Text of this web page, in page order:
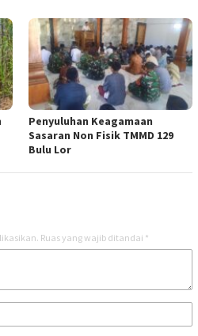
Penyuluhan Keagamaan
Sasaran Non Fisik TMMD 129
Bulu Lor
Ruas yang wajib ditandai *